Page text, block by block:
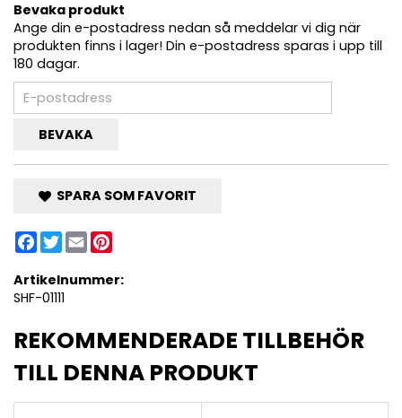
Bevaka produkt
Ange din e-postadress nedan så meddelar vi dig när
produkten finns i lager! Din e-postadress sparas i upp till
180 dagar.
BEVAKA
SPARA SOM FAVORIT
Facebook
Twitter
Email
Artikelnummer:
SHF-01111
REKOMMENDERADE TILLBEHÖR
TILL DENNA PRODUKT